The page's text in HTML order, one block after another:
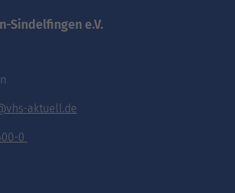
Sindelfingen e.V.
aktuell.de
0